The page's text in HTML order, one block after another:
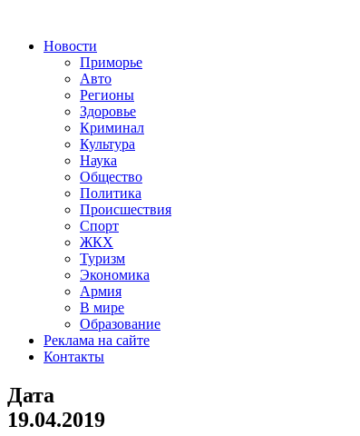
Новости
Приморье
Авто
Регионы
Здоровье
Криминал
Культура
Наука
Общество
Политика
Происшествия
Спорт
ЖКХ
Туризм
Экономика
Армия
В мире
Образование
Реклама на сайте
Контакты
Дата
19.04.2019